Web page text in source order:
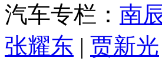
汽车专栏： 南
张耀东 | 贾新光